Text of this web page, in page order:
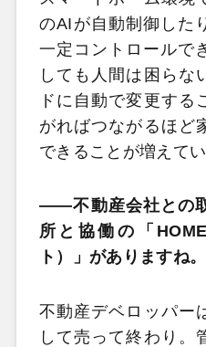
のAIが自動制御した
一定コントロールで
しても人間は困らな
ドに自動で変更する
がればつながるほど
できることが増えてい
――不動産会社との
所と協働の「
ト）」がありますね。
不動産デベロッパー
して売って終わり。